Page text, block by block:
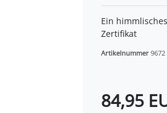
Ein
Zertifikat
Artikelnummer 9672
84,95